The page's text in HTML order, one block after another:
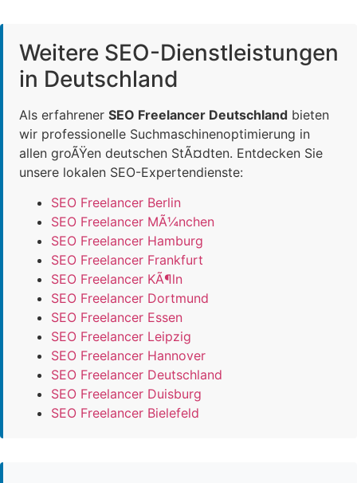
Weitere SEO-Dienstleistungen
in Deutschland
Als erfahrener SEO Freelancer Deutschland bieten
wir professionelle Suchmaschinenoptimierung in
allen groÃŸen deutschen StÃ¤dten. Entdecken Sie
unsere lokalen SEO-Expertendienste:
SEO Freelancer Berlin
SEO Freelancer MÃ¼nchen
SEO Freelancer Hamburg
SEO Freelancer Frankfurt
SEO Freelancer KÃ¶ln
SEO Freelancer Dortmund
SEO Freelancer Essen
SEO Freelancer Leipzig
SEO Freelancer Hannover
SEO Freelancer Deutschland
SEO Freelancer Duisburg
SEO Freelancer Bielefeld